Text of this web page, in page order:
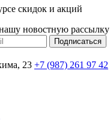
скидок и акций
новостную рассылку
Подписаться
23 +7 (987) 261 97 42